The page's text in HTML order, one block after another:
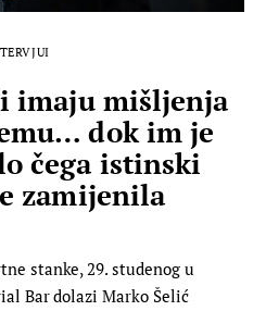
imaju mišljenja
dok im je
čega istinski
zamijenila
stanke, 29. studenog u
Bar dolazi Marko Šelić